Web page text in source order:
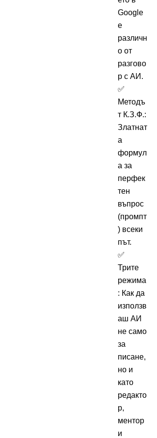
Google
е
различн
о от
разгово
р с АИ.
✅
Методъ
т К.З.Ф.:
Златнат
а
формул
а за
перфек
тен
въпрос
(промпт
) всеки
път.
✅
Трите
режима
: Как да
използв
аш АИ
не само
за
писане,
но и
като
редакто
р,
ментор
и